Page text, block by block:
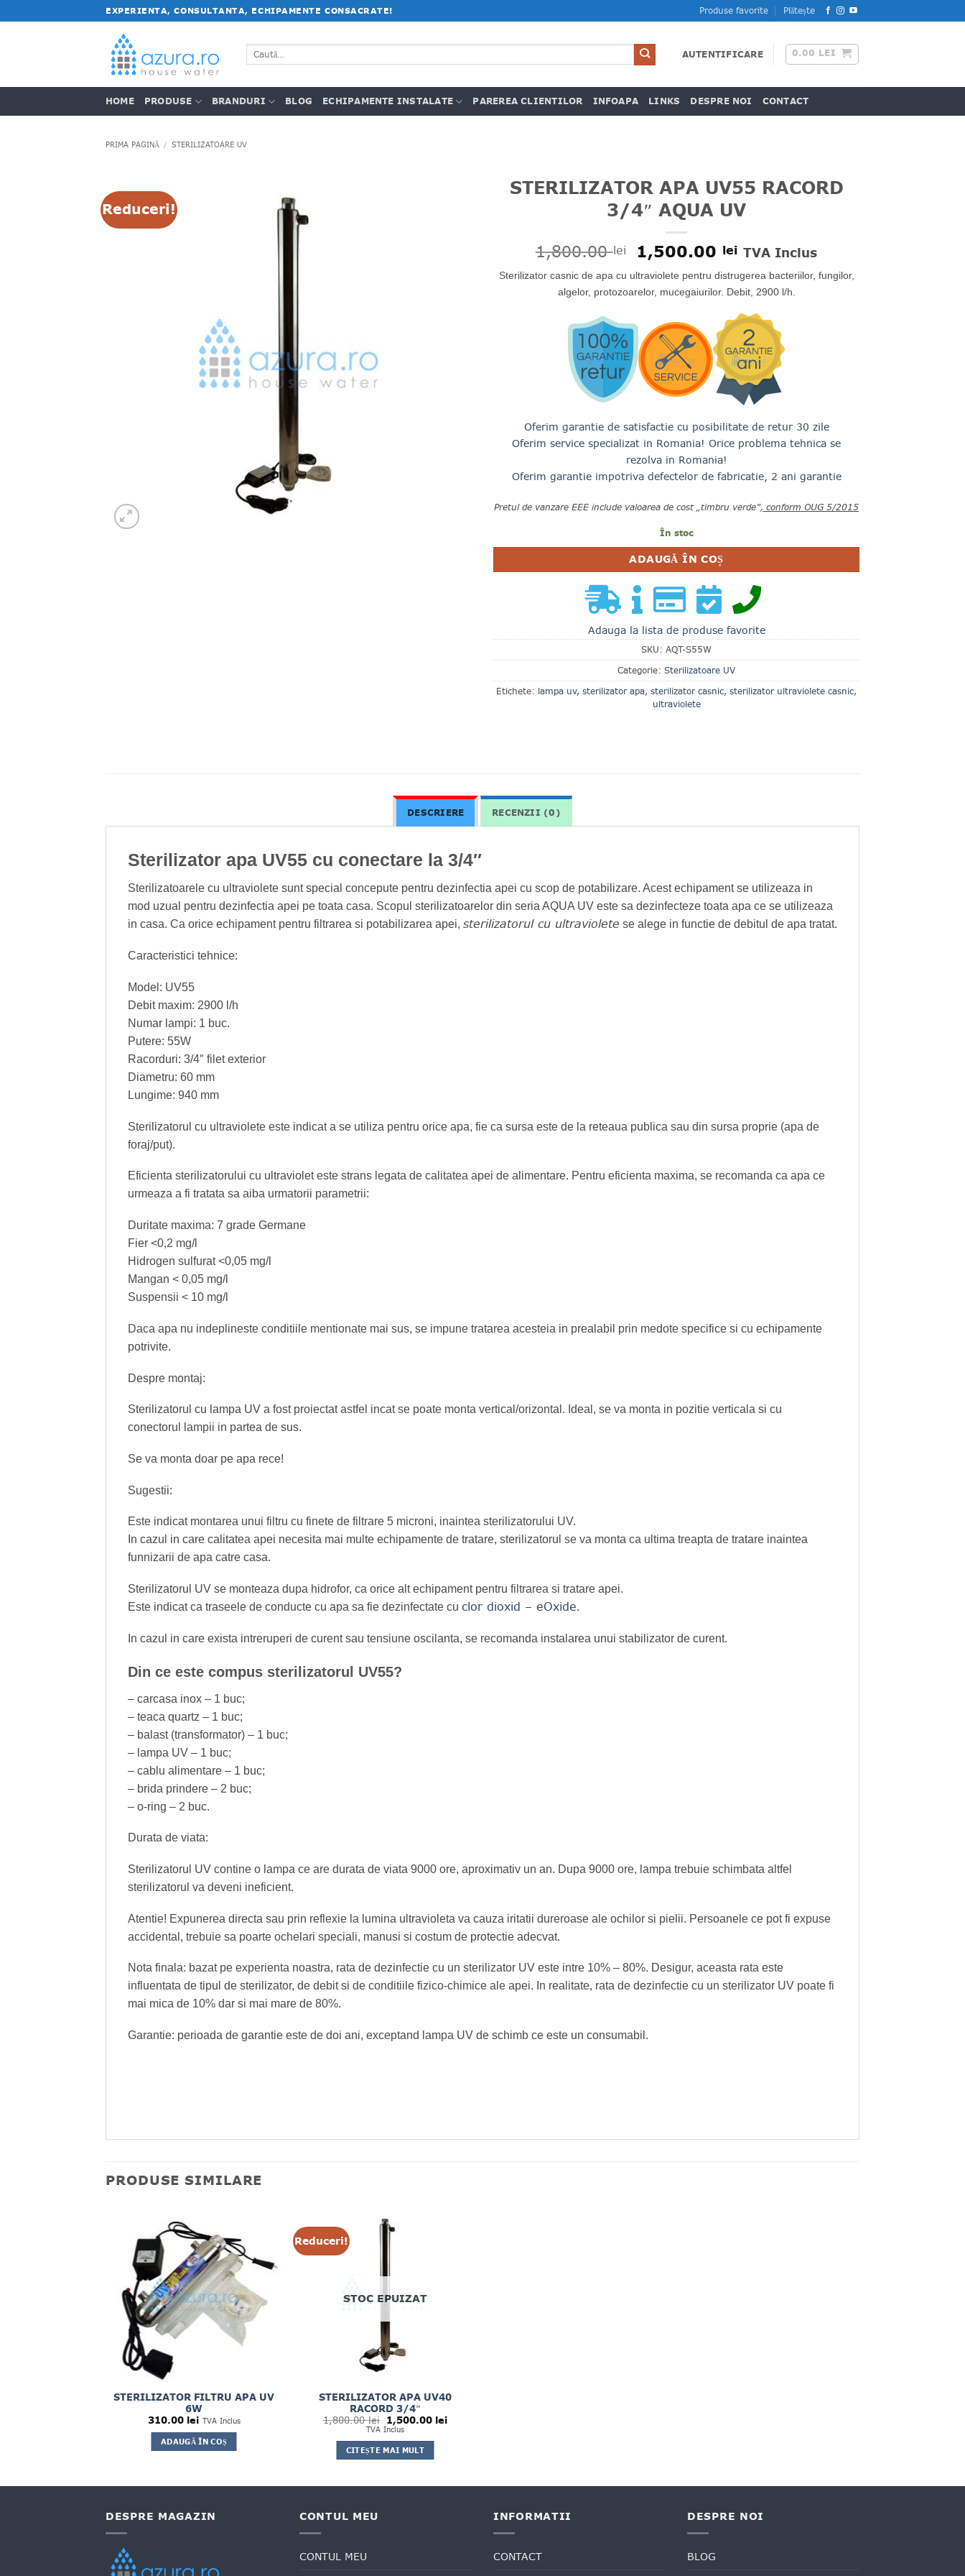
la
EXPERIENTA, CONSULTANTA, ECHIPAMENTE CONSACRATE! Produse favorite Plătește
Caută
după:
AUTENTIFICARE 0.00 LEI
HOME PRODUSE BRANDURI BLOG ECHIPAMENTE INSTALATE PAREREA CLIENTILOR INFOAPA LINKS DESPRE NOI CONTACT
PRIMA PAGINĂ / STERILIZATOARE UV
Reduceri!
STERILIZATOR APA UV55 RACORD
3/4″ AQUA UV
1,800.00lei Prețul
inițial
a
fost:
1,800.00 lei.
1,500.00 leiPrețul
este:
1,500.00 lei.
TVA Inclus
Sterilizator casnic de apa cu ultraviolete pentru distrugerea bacteriilor, fungilor,
algelor, protozoarelor, mucegaiurilor. Debit, 2900 l/h.
Oferim garantie de satisfactie cu posibilitate de retur 30 zile
Oferim service specializat in Romania! Orice problema tehnica se
rezolva in Romania!
Oferim garantie impotriva defectelor de fabricatie, 2 ani garantie
Pretul de vanzare EEE include valoarea de cost „timbru verde”, conform OUG 5/2015
În stoc
ADAUGĂ ÎN COȘ
Adauga la lista de produse favorite
SKU: AQT-S55W
Categorie: Sterilizatoare UV
Etichete: lampa uv, sterilizator apa, sterilizator casnic, sterilizator ultraviolete casnic,
ultraviolete
DESCRIERE RECENZII (0)
Sterilizator apa UV55 cu conectare la 3/4″
Sterilizatoarele cu ultraviolete sunt special concepute pentru dezinfectia apei cu scop de potabilizare. Acest echipament se utilizeaza in
mod uzual pentru dezinfectia apei pe toata casa. Scopul sterilizatoarelor din seria AQUA UV este sa dezinfecteze toata apa ce se utilizeaza
in casa. Ca orice echipament pentru filtrarea si potabilizarea apei, sterilizatorul cu ultraviolete se alege in functie de debitul de apa tratat.
Caracteristici tehnice:
Model: UV55
Debit maxim: 2900 l/h
Numar lampi: 1 buc.
Putere: 55W
Racorduri: 3/4″ filet exterior
Diametru: 60 mm
Lungime: 940 mm
Sterilizatorul cu ultraviolete este indicat a se utiliza pentru orice apa, fie ca sursa este de la reteaua publica sau din sursa proprie (apa de
foraj/put).
Eficienta sterilizatorului cu ultraviolet este strans legata de calitatea apei de alimentare. Pentru eficienta maxima, se recomanda ca apa ce
urmeaza a fi tratata sa aiba urmatorii parametrii:
Duritate maxima: 7 grade Germane
Fier <0,2 mg/l
Hidrogen sulfurat <0,05 mg/l
Mangan < 0,05 mg/l
Suspensii < 10 mg/l
Daca apa nu indeplineste conditiile mentionate mai sus, se impune tratarea acesteia in prealabil prin medote specifice si cu echipamente
potrivite.
Despre montaj:
Sterilizatorul cu lampa UV a fost proiectat astfel incat se poate monta vertical/orizontal. Ideal, se va monta in pozitie verticala si cu
conectorul lampii in partea de sus.
Se va monta doar pe apa rece!
Sugestii:
Este indicat montarea unui filtru cu finete de filtrare 5 microni, inaintea sterilizatorului UV.
In cazul in care calitatea apei necesita mai multe echipamente de tratare, sterilizatorul se va monta ca ultima treapta de tratare inaintea
funnizarii de apa catre casa.
Sterilizatorul UV se monteaza dupa hidrofor, ca orice alt echipament pentru filtrarea si tratare apei.
Este indicat ca traseele de conducte cu apa sa fie dezinfectate cu clor dioxid – eOxide.
In cazul in care exista intreruperi de curent sau tensiune oscilanta, se recomanda instalarea unui stabilizator de curent.
Din ce este compus sterilizatorul UV55?
– carcasa inox – 1 buc;
– teaca quartz – 1 buc;
– balast (transformator) – 1 buc;
– lampa UV – 1 buc;
– cablu alimentare – 1 buc;
– brida prindere – 2 buc;
– o‐ring – 2 buc.
Durata de viata:
Sterilizatorul UV contine o lampa ce are durata de viata 9000 ore, aproximativ un an. Dupa 9000 ore, lampa trebuie schimbata altfel
sterilizatorul va deveni ineficient.
Atentie! Expunerea directa sau prin reflexie la lumina ultravioleta va cauza iritatii dureroase ale ochilor si pielii. Persoanele ce pot fi expuse
accidental, trebuie sa poarte ochelari speciali, manusi si costum de protectie adecvat.
Nota finala: bazat pe experienta noastra, rata de dezinfectie cu un sterilizator UV este intre 10% – 80%. Desigur, aceasta rata este
influentata de tipul de sterilizator, de debit si de conditiile fizico-chimice ale apei. In realitate, rata de dezinfectie cu un sterilizator UV poate fi
mai mica de 10% dar si mai mare de 80%.
Garantie: perioada de garantie este de doi ani, exceptand lampa UV de schimb ce este un consumabil.
PRODUSE SIMILARE
STERILIZATOR FILTRU APA UV
6W
310.00 lei TVA Inclus
ADAUGĂ ÎN COȘ
Reduceri!
STOC EPUIZAT
STERILIZATOR APA UV40
RACORD 3/4″
1,800.00lei Prețul
inițial
a
fost:
1,800.00 lei.
1,500.00 leiPrețul
curent
TVA Inclus
CITEȘTE MAI MULT
DESPRE MAGAZIN CONTUL MEU
CONTUL MEU
INFORMATII
CONTACT
DESPRE NOI
BLOG